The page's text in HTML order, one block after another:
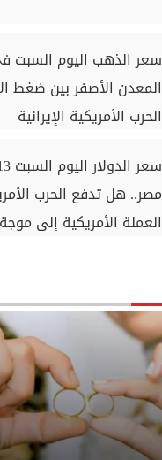
سعر الذهب اليوم السبت
المعدن الأصفر بين ضغط
الحرب الأمريكية الإيرانية
مصر.. هل تدفع الحرب
العملة الأمريكية إلى